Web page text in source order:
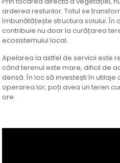
arderea resturilor. Totul se
îmbunătățește structura solului. În
contribuie nu doar la curățarea
ecosistemului local.
Apelarea la astfel de servicii este
când terenul este mare, dificil de
densă. În loc să investești în
operarea lor, poți avea un teren
ore.